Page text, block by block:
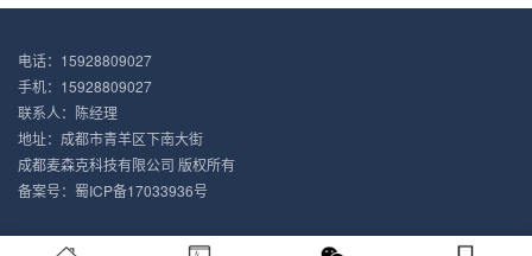
电话：15928809027
手机：15928809027
联系人：陈经理
地址：成都市青羊区下南大街
成都麦森克科技有限公司 版权所有
备案号： 蜀ICP备17033936号